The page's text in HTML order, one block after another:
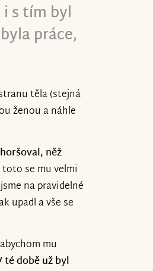
i s tím byl
práce,
těla (stejná
ženou a náhle
něž
se mu velmi
na pravidelné
upadl a vše se
mu
té době už byl